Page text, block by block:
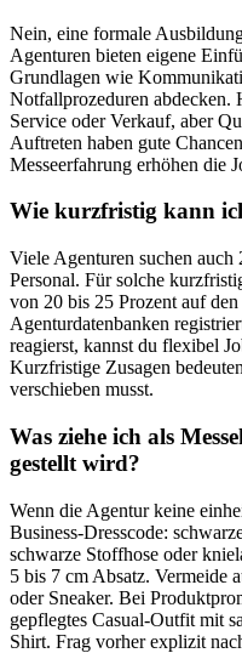
Nein, eine formale
Agenturen bieten eigene
Grundlagen wie
Notfallprozeduren abdecken.
Service oder Verkauf, aber
Auftreten haben gute
Messeerfahrung erhöhen die
Wie kurzfristig kann
Viele Agenturen suchen
Personal. Für solche
von 20 bis 25 Prozent auf
Agenturdatenbanken
reagierst, kannst du flexibel
Kurzfristige Zusagen
verschieben musst.
Was ziehe ich als
gestellt wird?
Wenn die Agentur keine
Business-Dresscode:
schwarze Stoffhose oder
5 bis 7 cm Absatz. Vermeide
oder Sneaker. Bei
gepflegtes Casual-Outfit mit
Shirt. Frag vorher explizit